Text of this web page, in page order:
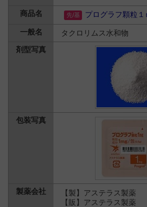
プログラフ顆粒１
タクロリムス水和物
【製】アステラス製薬
【販】アステラス製薬